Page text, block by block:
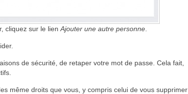
cliquez sur le lien Ajouter une autre personne
de sécurité, de retaper votre mot de passe. Cela fait,
même droits que vous, y compris celui de vous supprimer